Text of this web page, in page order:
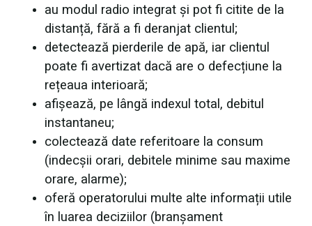
au modul radio integrat și pot fi citite de la
distanță, fără a fi deranjat clientul;
detectează pierderile de apă, iar clientul
poate fi avertizat dacă are o defecțiune la
rețeaua interioară;
afișează, pe lângă indexul total, debitul
instantaneu;
colectează date referitoare la consum
(indecșii orari, debitele minime sau maxime
orare, alarme);
oferă operatorului multe alte informații utile
în luarea deciziilor (branșament